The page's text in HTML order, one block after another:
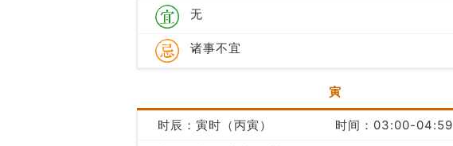
无
诸事不宜
寅
时辰：寅时（丙寅）
时间：03:00-04:59